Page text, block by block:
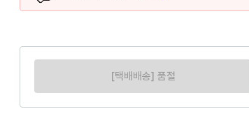
[택배배송] 품절